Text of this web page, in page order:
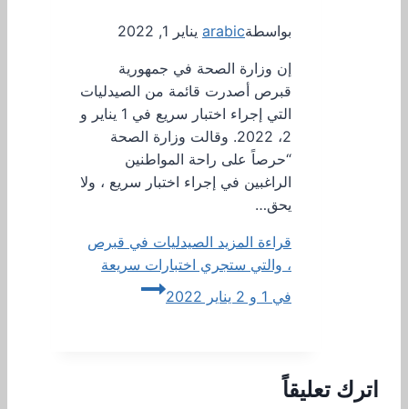
بواسطةarabic يناير 1, 2022
إن وزارة الصحة في جمهورية
قبرص أصدرت قائمة من الصيدليات
التي إجراء اختبار سريع في 1 يناير و
2، 2022. وقالت وزارة الصحة
“حرصاً على راحة المواطنين
الراغبين في إجراء اختبار سريع ، ولا
يحق…
قراءة المزيد الصيدليات في قبرص
، والتي ستجري اختبارات سريعة
في 1 و 2 يناير 2022
اترك تعليقاً